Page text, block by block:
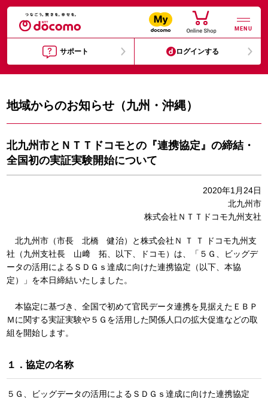
MENU
サポート ログインする
地域からのお知らせ（九州・沖縄）
北九州市とＮＴＴドコモとの『連携協定』の締結・
全国初の実証実験開始について
2020年1月24日
北九州市
株式会社ＮＴＴドコモ九州支社
北九州市（市長 北橋 健治）と株式会社Ｎ Ｔ Ｔ ドコモ九州支
社（九州支社長 山﨑 拓、以下、ドコモ）は、「５Ｇ、ビッグデ
ータの活用によるＳＤＧｓ達成に向けた連携協定（以下、本協
定）」を本日締結いたしました。
本協定に基づき、全国で初めて官民データ連携を見据えたＥＢＰ
Ｍに関する実証実験や５Ｇを活用した関係人口の拡大促進などの取
組を開始します。
１．協定の名称
５Ｇ、ビッグデータの活用によるＳＤＧｓ達成に向けた連携協定